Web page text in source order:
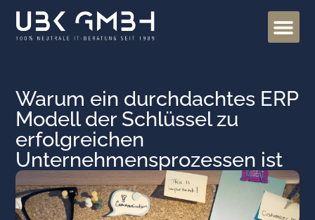
Warum ein durchdachtes ERP
Modell der Schlüssel zu
erfolgreichen
Unternehmensprozessen ist